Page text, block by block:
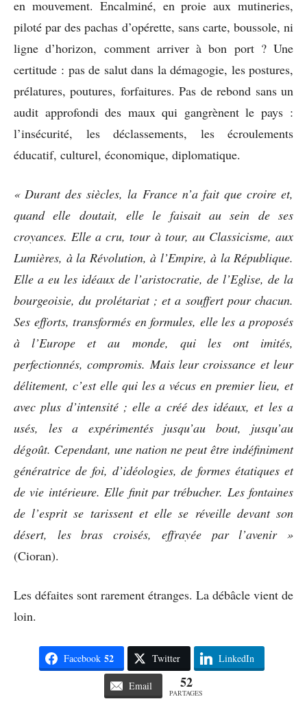
en mouvement. Encalminé, en proie aux mutineries,
piloté par des pachas d’opérette, sans carte, boussole, ni
ligne d’horizon, comment arriver à bon port ? Une
certitude : pas de salut dans la démagogie, les postures,
prélatures, poutures, forfaitures. Pas de rebond sans un
audit approfondi des maux qui gangrènent le pays :
l’insécurité, les déclassements, les écroulements
éducatif, culturel, économique, diplomatique.
« Durant des siècles, la France n’a fait que croire et,
quand elle doutait, elle le faisait au sein de ses
croyances. Elle a cru, tour à tour, au Classicisme, aux
Lumières, à la Révolution, à l’Empire, à la République.
Elle a eu les idéaux de l’aristocratie, de l’Eglise, de la
bourgeoisie, du prolétariat ; et a souffert pour chacun.
Ses efforts, transformés en formules, elle les a proposés
à l’Europe et au monde, qui les ont imités,
perfectionnés, compromis. Mais leur croissance et leur
délitement, c’est elle qui les a vécus en premier lieu, et
avec plus d’intensité ; elle a créé des idéaux, et les a
usés, les a expérimentés jusqu’au bout, jusqu’au
dégoût. Cependant, une nation ne peut être indéfiniment
génératrice de foi, d’idéologies, de formes étatiques et
de vie intérieure. Elle finit par trébucher. Les fontaines
de l’esprit se tarissent et elle se réveille devant son
désert, les bras croisés, effrayée par l’avenir »
(Cioran).
Les défaites sont rarement étranges. La débâcle vient de
loin.
Facebook 52 Twitter LinkedIn
Email 52
PARTAGES